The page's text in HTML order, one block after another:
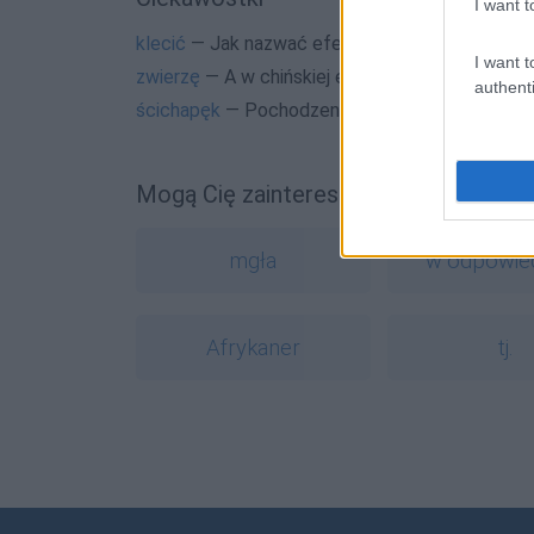
I want
I want
klecić — Jak nazwać efekt klecenia?
zwierzę — A w chińskiej encyklopedii...
ścichapęk — Pochodzenie słowa
Mogą Cię zainteresować również
mgła w
Afrykaner tj.